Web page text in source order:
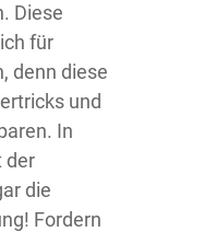
Diese
für
denn diese
und
In
der
die
Fordern